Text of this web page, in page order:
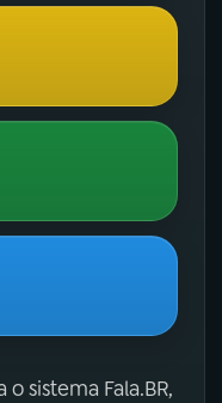
sistema Fala.BR,